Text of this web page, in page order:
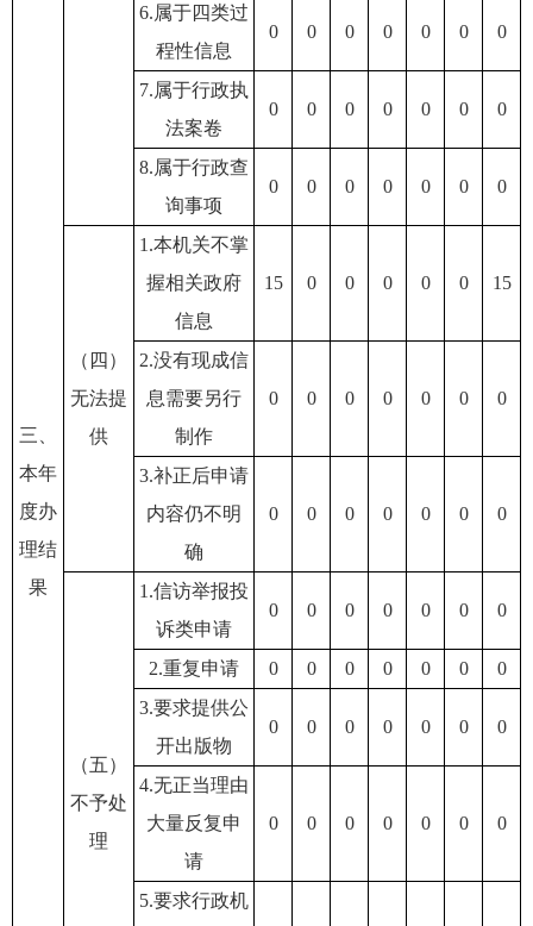
三、
本年
度办
理结
果
6.属于四类过
程性信息
0 0 0 0 0 0 0
7.属于行政执
法案卷
0 0 0 0 0 0 0
8.属于行政查
询事项
0 0 0 0 0 0 0
（四）
无法提
供
1.本机关不掌
握相关政府
信息
15 0 0 0 0 0 15
2.没有现成信
息需要另行
制作
0 0 0 0 0 0 0
3.补正后申请
内容仍不明
确
0 0 0 0 0 0 0
（五）
不予处
理
1.信访举报投
诉类申请
0 0 0 0 0 0 0
2.重复申请 0 0 0 0 0 0
0
3.要求提供公
开出版物
0 0 0 0 0 0 0
4.无正当理由
大量反复申
请
0 0 0 0 0 0 0
5.要求行政机